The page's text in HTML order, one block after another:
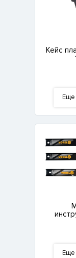
Кейс
Еще
Еще